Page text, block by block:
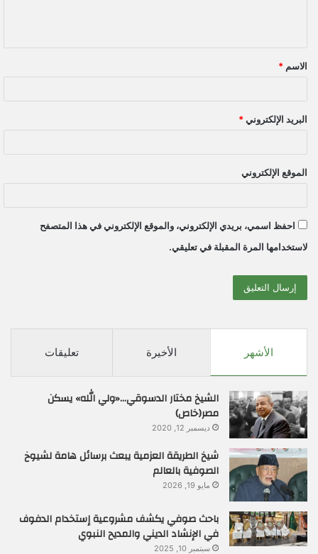
ق
*
الاسم *
البريد الإلكتروني *
الموقع الإلكتروني
احفظ اسمي، بريدي الإلكتروني، والموقع الإلكتروني في هذا المتصفح
لاستخدامها المرة المقبلة في تعليقي.
الأشهر الأخيرة تعليقات
الشيخ مختار الدسوقي…«ولي الله» يسكن
مصر(خاص)
ديسمبر 12, 2020
شيخ الطريقة العزمية يبعث برسائل هامة لشيوخ
الصوفية بالعالم
مايو 19, 2026
باحث صوفي يكشف مشروعية إستخدام الدفوف
في الإنشاد الديني والمديح النبوي
سبتمبر 10, 2025